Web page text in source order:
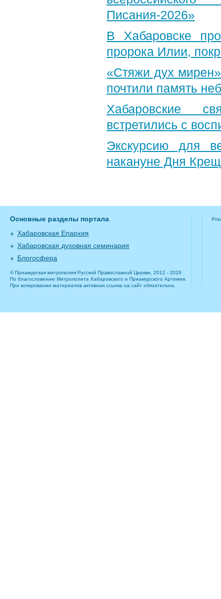
Писания-2026»
В Хабаровске
пророка Илии,
«Стяжи дух
почтили память
Хабаровские
встретились с
Экскурсию для
накануне Дня
Основные разделы портала
Хабаровская Епархия
Хабаровская духовная семинария
Блогосфера
© Приамурская митрополия Русской Православной Церкви, 2012 - 2026
По благословению Митрополита Хабаровского и Приамурского Артемия.
При копировании материалов активная ссылка на сайт обязательна.